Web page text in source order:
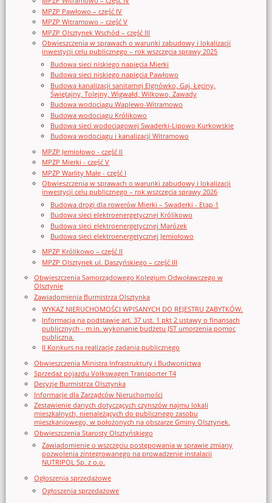
MPZP Pawłowo – część IV
MPZP Witramowo – część V
MPZP Olsztynek Wschód – część III
Obwieszczenia w sprawach o warunki zabudowy i lokalizacji
inwestycji celu publicznego – rok wszczęcia sprawy 2025
Budowa sieci niskiego napięcia Mierki
Budowa sieci niskiego napięcia Pawłowo
Budowa kanalizacji sanitarnej Elgnówko, Gaj, Łęciny,
Świętajny, Tolejny, Wigwałd, Wilkowo, Zawady
Budowa wodociągu Waplewo-Witramowo
Budowa wodociągu Królikowo
Budowa sieci wodociągowej Swaderki-Lipowo Kurkowskie
Budowa wodociągu i kanalizacji Witramowo
MPZP Jemiołowo - część II
MPZP Mierki - część V
MPZP Warlity Małe - część I
Obwieszczenia w sprawach o warunki zabudowy i lokalizacji
inwestycji celu publicznego – rok wszczęcia sprawy 2026
Budowa drogi dla rowerów Mierki – Swaderki - Etap 1
Budowa sieci elektroenergetycznej Królikowo
Budowa sieci elektroenergetycznej Marózek
Budowa sieci elektroenergetycznej Jemiołowo
MPZP Królikowo – część II
MPZP Olsztynek ul. Daszyńskiego – część III
Obwieszczenia Samorządowego Kolegium Odwoławczego w
Olsztynie
Zawiadomienia Burmistrza Olsztynka
WYKAZ NIERUCHOMOŚCI WPISANYCH DO REJESTRU ZABYTKÓW.
Informacja na podstawie art. 37 ust. 1 pkt 2 ustawy o finansach
publicznych - m.in. wykonanie budżetu JST umorzenia pomoc
publiczna.
II Konkurs na realizację zadania publicznego
Obwieszczenia Ministra Infrastruktury i Budwonictwa
Sprzedaż pojazdu Volkswagen Transporter T4
Decyzje Burmistrza Olsztynka
Informacje dla Zarządców Nieruchomości
Zestawienie danych dotyczących czynszów najmu lokali
mieszkalnych, nienależących do publicznego zasobu
mieszkaniowego, w położonych na obszarze Gminy Olsztynek.
Obwieszczenia Starosty Olsztyńskiego
Zawiadomienie o wszczęciu postępowania w sprawie zmiany
pozwolenia zintegrowanego na prowadzenie instalacji
NUTRIPOL Sp. z o.o.
Ogłoszenia sprzedażowe
Ogłoszenia sprzedażowe